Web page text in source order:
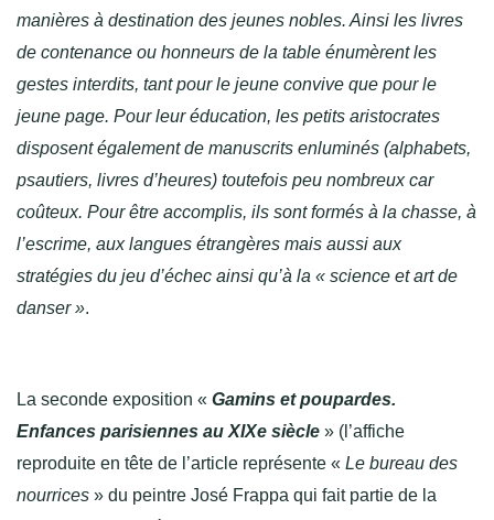
manières à destination des jeunes nobles. Ainsi les livres
de contenance ou honneurs de la table énumèrent les
gestes interdits, tant pour le jeune convive que pour le
jeune page. Pour leur éducation, les petits aristocrates
disposent également de manuscrits enluminés (alphabets,
psautiers, livres d’heures) toutefois peu nombreux car
coûteux. Pour être accomplis, ils sont formés à la chasse, à
l’escrime, aux langues étrangères mais aussi aux
stratégies du jeu d’échec ainsi qu’à la « science et art de
danser ».
La seconde exposition « Gamins et poupardes.
Enfances parisiennes au XIXe siècle » (l’affiche
reproduite en tête de l’article représente « Le bureau des
nourrices » du peintre José Frappa qui fait partie de la